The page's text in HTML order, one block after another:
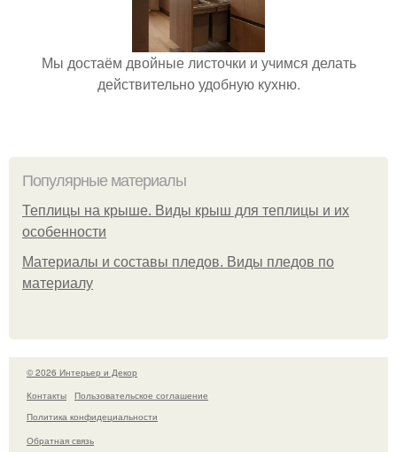
Мы достаём двойные листочки и учимся делать
действительно удобную кухню.
Популярные материалы
Теплицы на крыше. Виды крыш для теплицы и их
особенности
Материалы и составы пледов. Виды пледов по
материалу
© 2026 Интерьер и Декор
Контакты
Пользовательское соглашение
Политика конфидециальности
Обратная связь